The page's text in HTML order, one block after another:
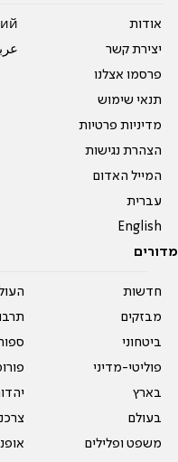
אודות
יצירת קשר
פרסמו אצלנו
תנאי שימוש
מדיניות פרטיות
הצהרת נגישות
המייל האדום
עברית
English
מדורים
חדשות
מבזקים
ביטחוני
פוליטי-מדיני
בארץ
בעולם
משפט ופלילים